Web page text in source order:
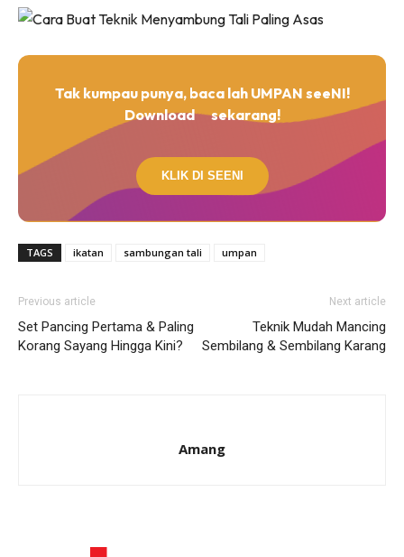
Tak kumpau punya, baca lah UMPAN seeNI!
Download
sekarang!
KLIK DI SEENI
TAGS ikatan sambungan tali umpan
Previous article
Set Pancing Pertama & Paling
Korang Sayang Hingga Kini?
Next article
Teknik Mudah Mancing
Sembilang & Sembilang Karang
Amang